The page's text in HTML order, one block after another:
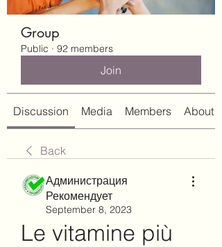
Group
Public · 92 members
Join
Discussion Media Members About
Back
Администрация
Рекомендует
September 8, 2023
Le vitamine più